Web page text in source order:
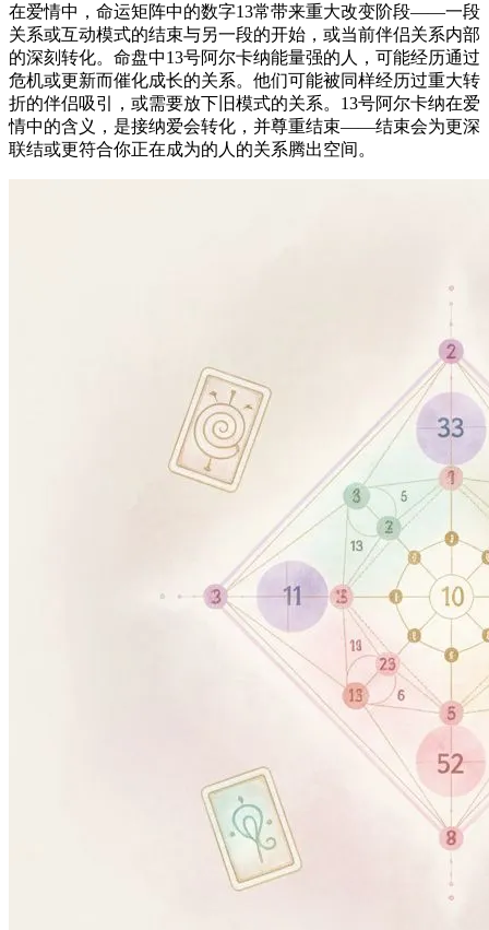
在爱情中，命运矩阵中的数字13常带来重大改变阶段——一段
关系或互动模式的结束与另一段的开始，或当前伴侣关系内部
的深刻转化。命盘中13号阿尔卡纳能量强的人，可能经历通过
危机或更新而催化成长的关系。他们可能被同样经历过重大转
折的伴侣吸引，或需要放下旧模式的关系。13号阿尔卡纳在爱
情中的含义，是接纳爱会转化，并尊重结束——结束会为更深
联结或更符合你正在成为的人的关系腾出空间。